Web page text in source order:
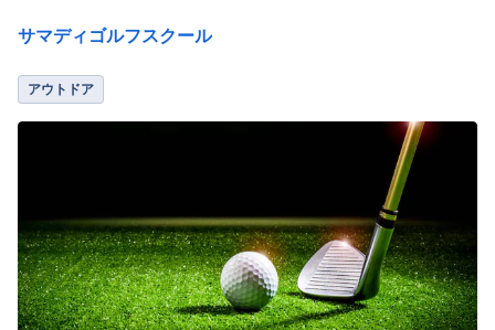
サマディゴルフスクール
アウトドア